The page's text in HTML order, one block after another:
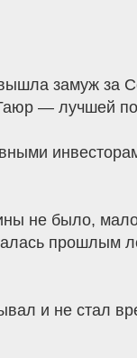
замуж за
— лучшей
не было,
прошлым
и не стал